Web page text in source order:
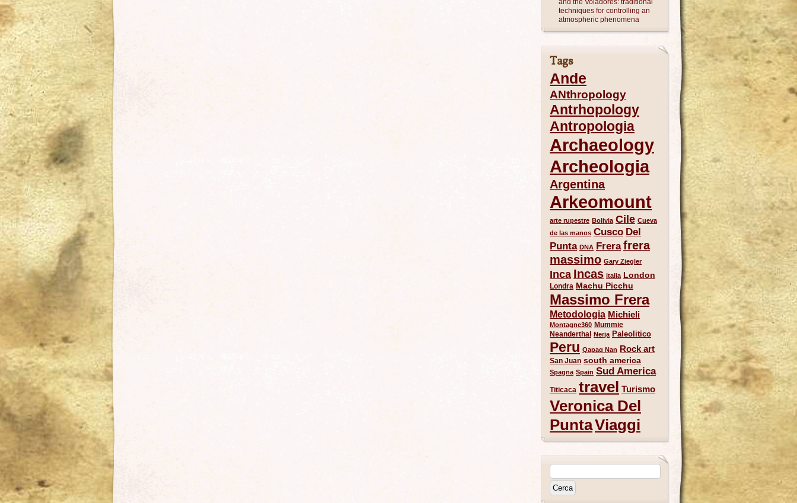
and the Voladores: traditional
techniques for controlling an
atmospheric phenomena
Tags
Ande
ANthropology
Antrhopology
Antropologia
Archaeology
Archeologia
Argentina
Arkeomount
arte rupestre Bolivia Cile Cueva
de las manos Cusco Del
Punta DNA Frera frera
massimo Gary Ziegler
Inca Incas italia London
Londra Machu Picchu
Massimo Frera
Metodologia Michieli
Montagne360 Mummie
Neanderthal Nerja Paleolitico
Peru Qapaq Nan Rock art
San Juan south america
Spagna Spain Sud America
Titicaca travel Turismo
Veronica Del
PuntaViaggi